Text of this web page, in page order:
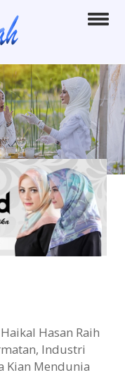
Hasan Raih
Industri
Kian Mendunia